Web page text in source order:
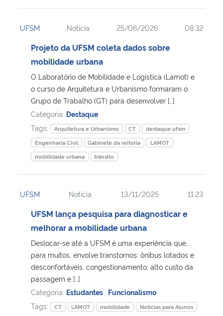
Controladoria-Geral da União
Ministério da Mulher, da Família e dos Direitos Humanos
Secretaria-Geral
Secretaria de Governo
Gabinete de Segurança Institucional
UFSM Notícia 25/06/2026 08:32
Projeto da UFSM coleta dados sobre
mobilidade urbana
O Laboratório de Mobilidade e Logística (Lamot) e
o curso de Arquitetura e Urbanismo formaram o
Grupo de Trabalho (GT) para desenvolver […]
Categoria: Destaque
Tags:
Arquitetura e Urbanismo CT
destaque ufsm
Engenharia Civil
Gabinete da reitoria
LAMOT
mobilidade urbana
trânsito
UFSM Notícia 13/11/2025 11:23
UFSM lança pesquisa para diagnosticar e
melhorar a mobilidade urbana
Deslocar-se até a UFSM é uma experiência que,
para muitos, envolve transtornos: ônibus lotados e
desconfortáveis, congestionamento, alto custo da
passagem e […]
Categoria: Estudantes Funcionalismo
Tags:
CT LAMOT mobilidade
Notícias para Alunos